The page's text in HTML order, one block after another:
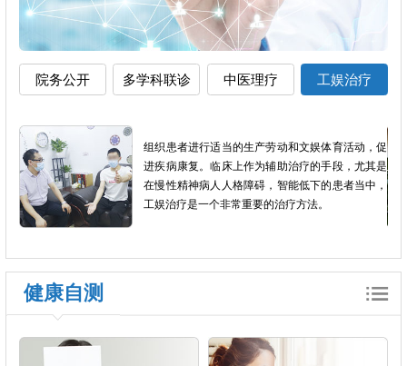
院务公开 多学科联诊 中医理疗 工娱治疗
组织患者进行适当的生产劳动和文娱体育活动，促
进疾病康复。临床上作为辅助治疗的手段，尤其是
在慢性精神病人人格障碍，智能低下的患者当中，
工娱治疗是一个非常重要的治疗方法。
健康自测